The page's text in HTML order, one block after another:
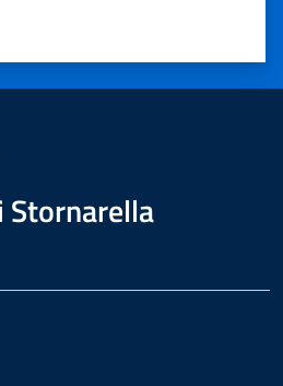
stelle su 5
su 5
5
Stornarella